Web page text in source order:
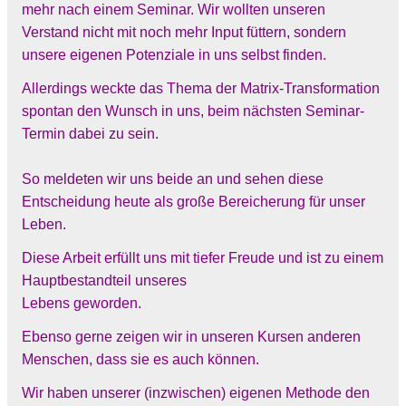
mehr nach einem Seminar. Wir wollten unseren
Verstand nicht mit noch mehr Input füttern, sondern
unsere eigenen Potenziale in uns selbst finden.
Allerdings weckte das Thema der Matrix-Transformation
spontan den Wunsch in uns, beim nächsten Seminar-
Termin dabei zu sein.
So meldeten wir uns beide an und sehen diese
Entscheidung heute als große Bereicherung für unser
Leben.
Diese Arbeit erfüllt uns mit tiefer Freude und ist zu einem
Hauptbestandteil unseres
Lebens geworden.
Ebenso gerne zeigen wir in unseren Kursen anderen
Menschen, dass sie es auch können.
Wir haben unserer (inzwischen) eigenen Methode den